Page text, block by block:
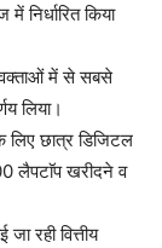
निर्धारित किया
में से सबसे
लिया।
छात्र डिजिटल
लैपटाॅप खरीदने व
रही वित्तीय